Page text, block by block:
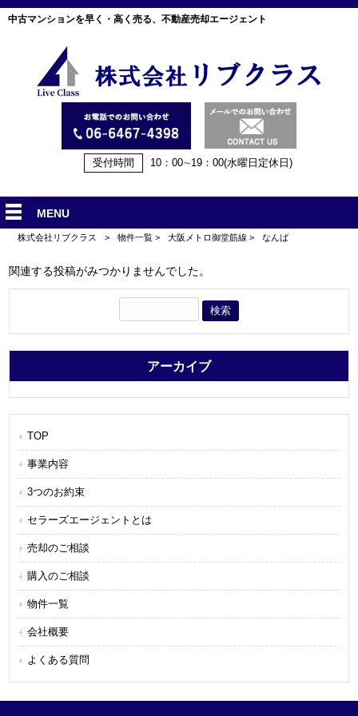
中古マンションを早く・高く売る、不動産売却エージェント
受付時間 10：00∼19：00(水曜日定休日)
MENU
株式会社リブクラス > 物件一覧 > 大阪メトロ御堂筋線 > なんば
関連する投稿がみつかりませんでした。
アーカイブ
TOP
事業内容
3つのお約束
セラーズエージェントとは
売却のご相談
購入のご相談
物件一覧
会社概要
よくある質問